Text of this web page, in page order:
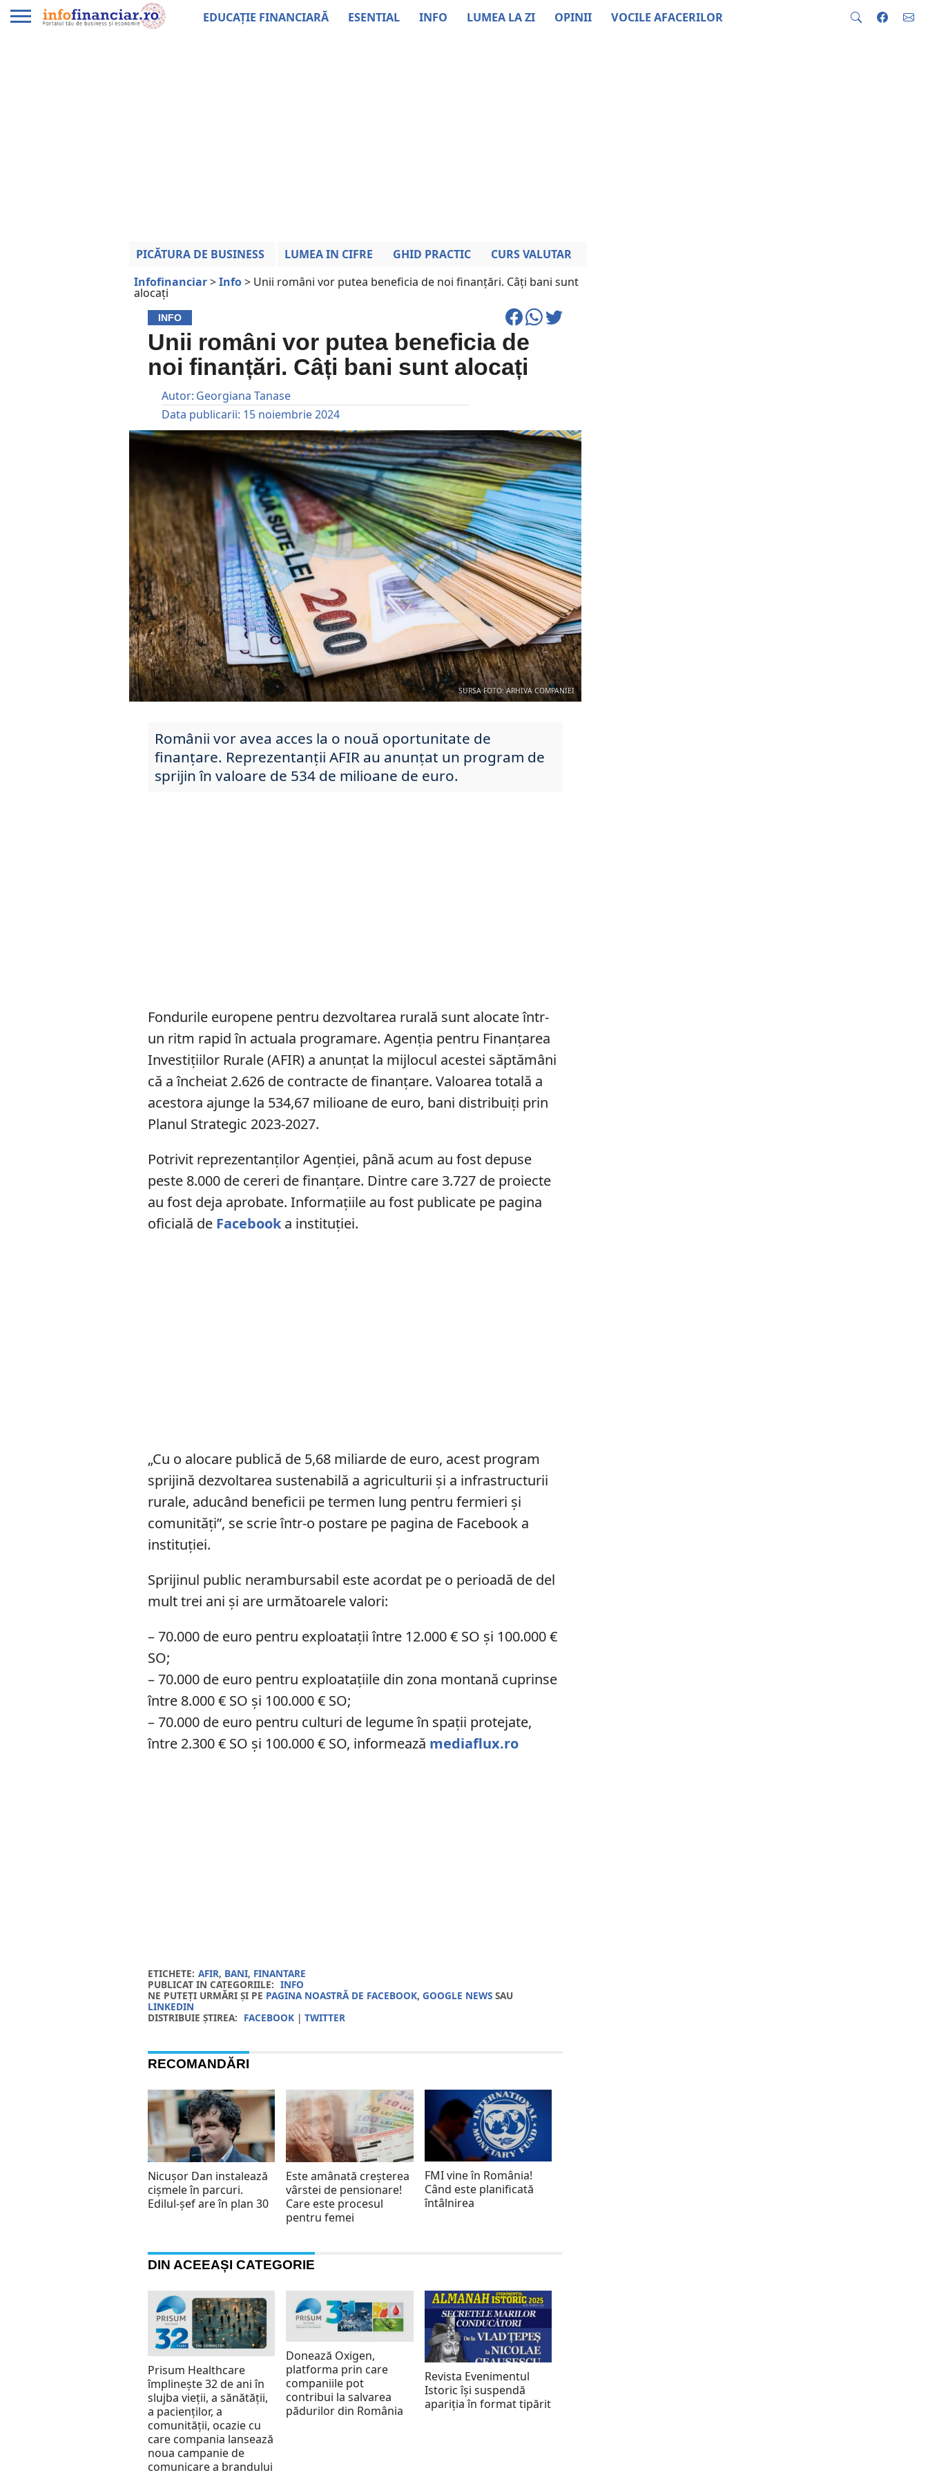
EDUCAȚIE FINANCIARĂ ESENTIAL INFO LUMEA LA ZI OPINII VOCILE AFACERILOR
PICĂTURA DE BUSINESS LUMEA IN CIFRE GHID PRACTIC
CURS VALUTAR
Infofinanciar>Info> Unii români vor putea beneficia de noi finanțări. Câți bani sunt
alocați
INFO
Unii români vor putea beneficia de
noi finanțări. Câți bani sunt alocați
Autor: Georgiana Tanase
Data publicarii: 15 noiembrie 2024
SURSA FOTO: ARHIVA COMPANIEI
Românii vor avea acces la o nouă oportunitate de
finanțare. Reprezentanții AFIR au anunțat un program de
sprijin în valoare de 534 de milioane de euro.
Fondurile europene pentru dezvoltarea rurală sunt alocate într-
un ritm rapid în actuala programare. Agenția pentru Finanțarea
Investițiilor Rurale (AFIR) a anunțat la mijlocul acestei săptămâni
că a încheiat 2.626 de contracte de finanțare. Valoarea totală a
acestora ajunge la 534,67 milioane de euro, bani distribuiți prin
Planul Strategic 2023-2027.
Potrivit reprezentanților Agenției, până acum au fost depuse
peste 8.000 de cereri de finanțare. Dintre care 3.727 de proiecte
au fost deja aprobate. Informațiile au fost publicate pe pagina
oficială de Facebook a instituției.
„Cu o alocare publică de 5,68 miliarde de euro, acest program
sprijină dezvoltarea sustenabilă a agriculturii și a infrastructurii
rurale, aducând beneficii pe termen lung pentru fermieri și
comunități”, se scrie într-o postare pe pagina de Facebook a
instituției.
Sprijinul public nerambursabil este acordat pe o perioadă de del
mult trei ani și are următoarele valori:
– 70.000 de euro pentru exploatații între 12.000 € SO și 100.000 €
SO;
– 70.000 de euro pentru exploatațiile din zona montană cuprinse
între 8.000 € SO și 100.000 € SO;
– 70.000 de euro pentru culturi de legume în spații protejate,
între 2.300 € SO și 100.000 € SO, informează mediaflux.ro
ETICHETE: AFIR, BANI, FINANTARE
PUBLICAT IN CATEGORIILE: INFO
NE PUTEȚI URMĂRI ȘI PE PAGINA NOASTRĂ DE FACEBOOK,GOOGLE NEWS SAU
LINKEDIN
DISTRIBUIE ȘTIREA: FACEBOOK |TWITTER
RECOMANDĂRI
Nicușor Dan instalează
cișmele în parcuri.
Edilul-șef are în plan 30
Este amânată creșterea
vârstei de pensionare!
Care este procesul
pentru femei
FMI vine în România!
Când este planificată
întâlnirea
DIN ACEEAȘI CATEGORIE
Prisum Healthcare
împlinește 32 de ani în
slujba vieții, a sănătății,
a pacienților, a
comunității, ocazie cu
care compania lansează
noua campanie de
comunicare a brandului
Donează Oxigen,
platforma prin care
companiile pot
contribui la salvarea
pădurilor din România
Revista Evenimentul
Istoric își suspendă
apariția în format tipărit